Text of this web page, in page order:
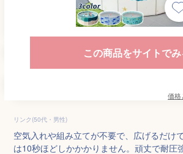
この商品をサイトで
価格
リンク(50代・男性)
空気入れや組み立てが不要で、広げるだけ
は10秒ほどしかかかりません。頑丈で耐圧